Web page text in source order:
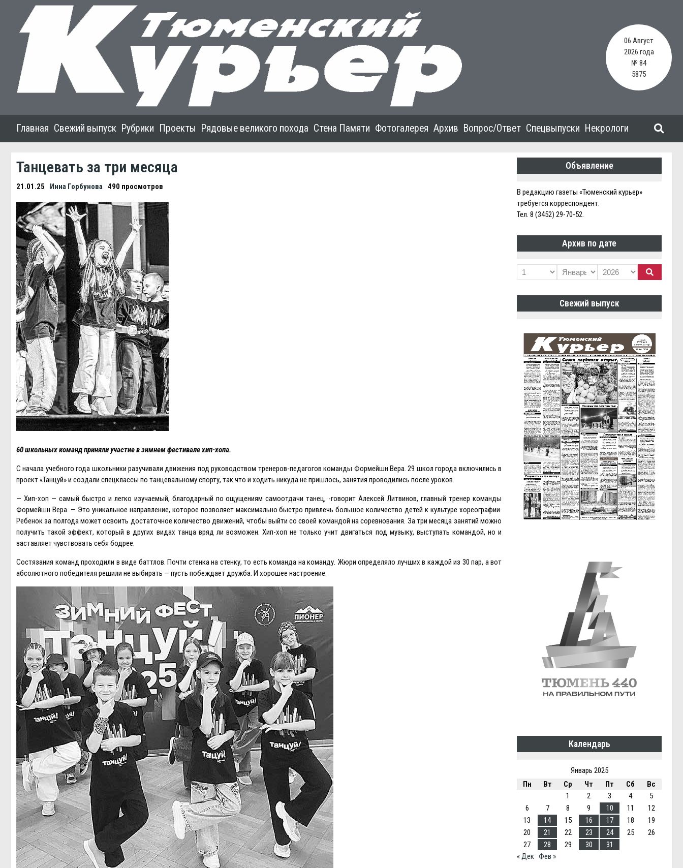
06 Август
2026 года
№ 84
5875
Главная Свежий выпуск Рубрики Проекты Рядовые великого похода Стена Памяти Фотогалерея Архив Вопрос/Ответ Спецвыпуски Некрологи
Танцевать за три месяца
21.01.25 Инна Горбунова 490 просмотров
60 школьных команд приняли участие в зимнем фестивале хип-хопа.
С начала учебного года школьники разучивали движения под руководством тренеров-педагогов команды Формейшн Вера. 29 школ города включились в
проект «Танцуй» и создали спецклассы по танцевальному спорту, так что и ходить никуда не пришлось, занятия проводились после уроков.
— Хип-хоп — самый быстро и легко изучаемый, благодарный по ощущениям самоотдачи танец, -говорит Алексей Литвинов, главный тренер команды
Формейшн Вера. — Это уникальное направление, которое позволяет максимально быстро привлечь большое количество детей к культуре хореографии.
Ребенок за полгода может освоить достаточное количество движений, чтобы выйти со своей командой на соревнования. За три месяца занятий можно
получить такой эффект, который в других видах танца вряд ли возможен. Хип-хоп не только учит двигаться под музыку, выступать командой, но и
заставляет чувствовать себя бодрее.
Состязания команд проходили в виде баттлов. Почти стенка на стенку, то есть команда на команду. Жюри определяло лучших в каждой из 30 пар, а вот
абсолютного победителя решили не выбирать — пусть побеждает дружба. И хорошее настроение.
Объявление
В редакцию газеты «Тюменский курьер»
требуется корреспондент.
Тел. 8 (3452) 29-70-52.
Архив по дате
Свежий выпуск
Календарь
Январь 2025
Пн
Вт Ср Чт Пт Сб
Вс
1
2 3 4
5
6
7 8 9 10 11
12
13
14 15 16 17 18
19
20
21 22 23 24 25
26
27
28 29 30
31
« Дек Фев »